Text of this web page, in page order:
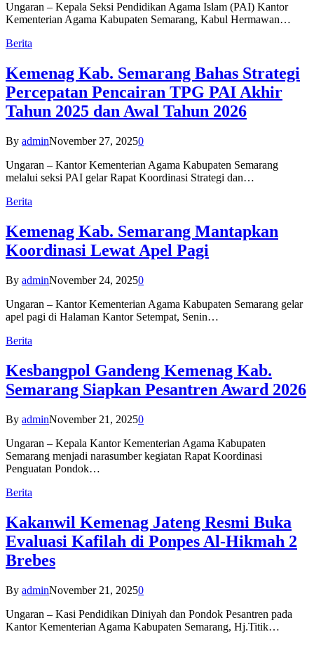
Ungaran – Kepala Seksi Pendidikan Agama Islam (PAI) Kantor
Kementerian Agama Kabupaten Semarang, Kabul Hermawan…
Berita
Kemenag Kab. Semarang Bahas Strategi
Percepatan Pencairan TPG PAI Akhir
Tahun 2025 dan Awal Tahun 2026
By adminNovember 27, 20250
Ungaran – Kantor Kementerian Agama Kabupaten Semarang
melalui seksi PAI gelar Rapat Koordinasi Strategi dan…
Berita
Kemenag Kab. Semarang Mantapkan
Koordinasi Lewat Apel Pagi
By adminNovember 24, 20250
Ungaran – Kantor Kementerian Agama Kabupaten Semarang gelar
apel pagi di Halaman Kantor Setempat, Senin…
Berita
Kesbangpol Gandeng Kemenag Kab.
Semarang Siapkan Pesantren Award 2026
By adminNovember 21, 20250
Ungaran – Kepala Kantor Kementerian Agama Kabupaten
Semarang menjadi narasumber kegiatan Rapat Koordinasi
Penguatan Pondok…
Berita
Kakanwil Kemenag Jateng Resmi Buka
Evaluasi Kafilah di Ponpes Al-Hikmah 2
Brebes
By adminNovember 21, 20250
Ungaran – Kasi Pendidikan Diniyah dan Pondok Pesantren pada
Kantor Kementerian Agama Kabupaten Semarang, Hj.Titik…